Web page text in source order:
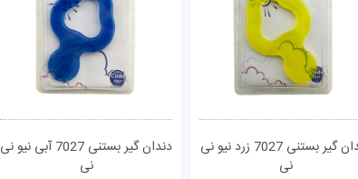
دندان گیر بستنی 7027 زرد نیو نی
نی
دندان گیر بستنی 7027 آبی نیو نی
نی